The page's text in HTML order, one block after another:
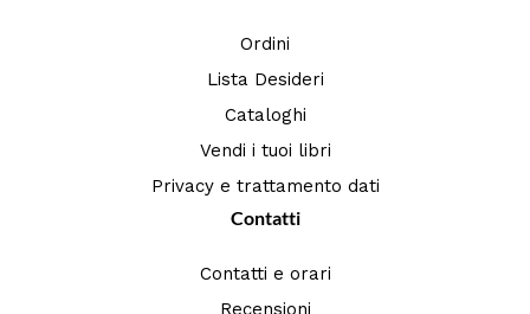
Ordini
Lista Desideri
Cataloghi
Vendi i tuoi libri
Privacy e trattamento dati
Contatti
Contatti e orari
Recensioni